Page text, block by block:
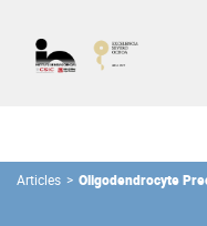
content
Articles > Oligodendrocyte